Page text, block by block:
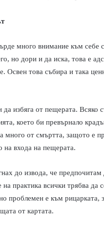
много внимание към себе
но дори и да иска, това е
това събира и така
избяга от пещерата. Всяко
което би превърнало
много от смъртта, защото е
на входа на пещерата.
до извода, че предпочитам
практика всички трябва да
проблемен е към рицарката,
от картата.